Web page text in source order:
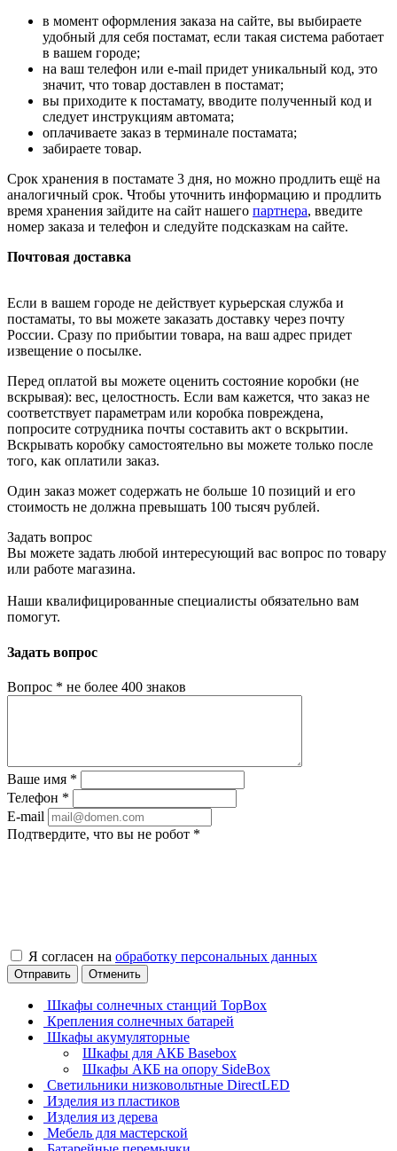
в момент оформления заказа на сайте, вы выбираете
удобный для себя постамат, если такая система работает
в вашем городе;
на ваш телефон или e-mail придет уникальный код, это
значит, что товар доставлен в постамат;
вы приходите к постамату, вводите полученный код и
следует инструкциям автомата;
оплачиваете заказ в терминале постамата;
забираете товар.
Срок хранения в постамате 3 дня, но можно продлить ещё на
аналогичный срок. Чтобы уточнить информацию и продлить
время хранения зайдите на сайт нашего партнера, введите
номер заказа и телефон и следуйте подсказкам на сайте.
Почтовая доставка
Если в вашем городе не действует курьерская служба и
постаматы, то вы можете заказать доставку через почту
России. Сразу по прибытии товара, на ваш адрес придет
извещение о посылке.
Перед оплатой вы можете оценить состояние коробки (не
вскрывая): вес, целостность. Если вам кажется, что заказ не
соответствует параметрам или коробка повреждена,
попросите сотрудника почты составить акт о вскрытии.
Вскрывать коробку самостоятельно вы можете только после
того, как оплатили заказ.
Один заказ может содержать не больше 10 позиций и его
стоимость не должна превышать 100 тысяч рублей.
Задать вопрос
Вы можете задать любой интересующий вас вопрос по товару
или работе магазина.
Наши квалифицированные специалисты обязательно вам
помогут.
Задать вопрос
Вопрос * не более 400 знаков
Ваше имя *
Телефон *
E-mail
Подтвердите, что вы не робот *
Я согласен на обработку персональных данных
Отправить Отменить
Шкафы солнечных станций TopBox
Крепления солнечных батарей
Шкафы акумуляторные
Шкафы для АКБ Basebox
Шкафы АКБ на опору SideBox
Светильники низковольтные DirectLED
Изделия из пластиков
Изделия из дерева
Мебель для мастерской